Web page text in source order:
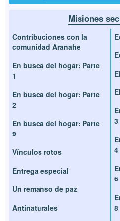
Misiones
Contribuciones con la
comunidad Aranahe
En busca del hogar: Parte
1
En busca del hogar: Parte
2
En busca del hogar: Parte
9
Vínculos rotos
Entrega especial
Un remanso de paz
Antinaturales
3
4
6
8